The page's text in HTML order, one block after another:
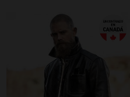
TALLAS DISPONIBLES